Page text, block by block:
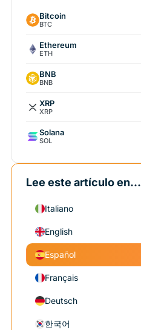
Bitcoin
BTC
Ethereum
ETH
BNB
BNB
XRP
XRP
Solana
SOL
Lee este artículo en...
Italiano
English
Español
Français
Deutsch
한국어